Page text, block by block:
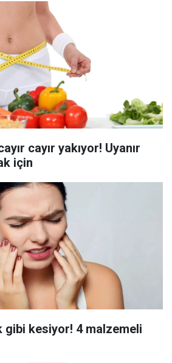
cayır yakıyor! Uyanır
için
gibi kesiyor! 4 malzemeli